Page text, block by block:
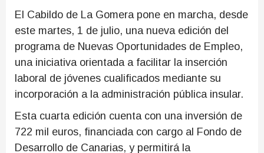
El Cabildo de La Gomera pone en marcha, desde
este martes, 1 de julio, una nueva edición del
programa de Nuevas Oportunidades de Empleo,
una iniciativa orientada a facilitar la inserción
laboral de jóvenes cualificados mediante su
incorporación a la administración pública insular.
Esta cuarta edición cuenta con una inversión de
722 mil euros, financiada con cargo al Fondo de
Desarrollo de Canarias, y permitirá la